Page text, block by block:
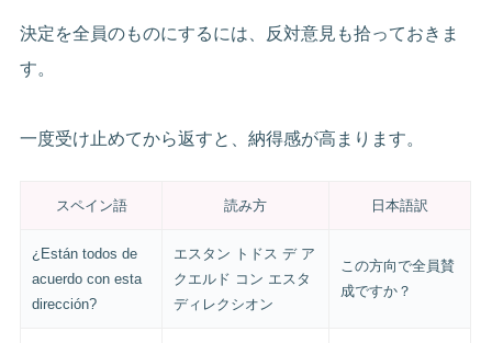
決定を全員のものにするには、反対意見も拾っておきま
す。
一度受け止めてから返すと、納得感が高まります。
スペイン語 読み方 日本語訳
¿Están todos de
acuerdo con esta
dirección?
エスタン トドス デ ア
クエルド コン エスタ
ディレクシオン
この方向で全員賛
成ですか？